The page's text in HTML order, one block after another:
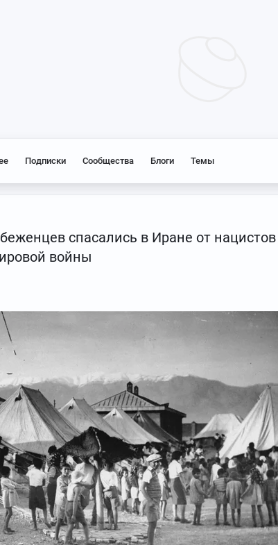
Подписки Сообщества Блоги Темы
спасались в Иране от нацистов
войны